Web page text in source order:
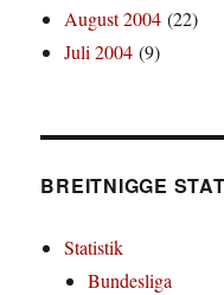
August 2004 (22)
Juli 2004 (9)
BREITNIGGE
Statistik
Bundesliga